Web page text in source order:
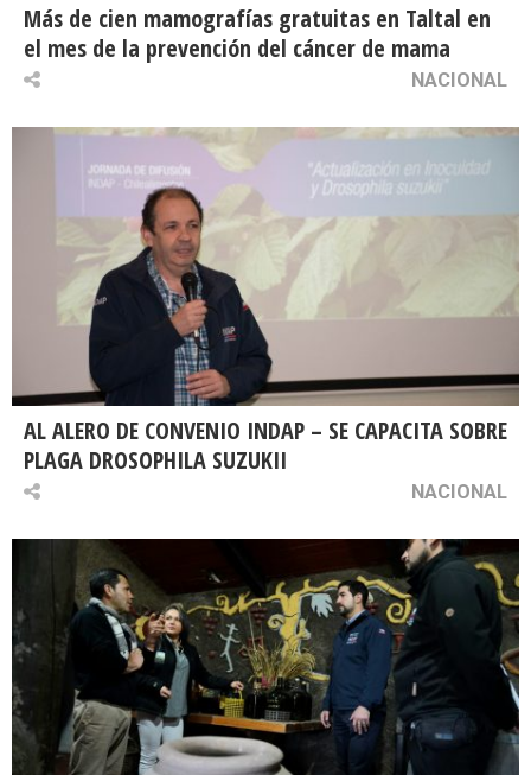
Más de cien mamografías gratuitas en Taltal en
el mes de la prevención del cáncer de mama
NACIONAL
AL ALERO DE CONVENIO INDAP – SE CAPACITA SOBRE
PLAGA DROSOPHILA SUZUKII
NACIONAL